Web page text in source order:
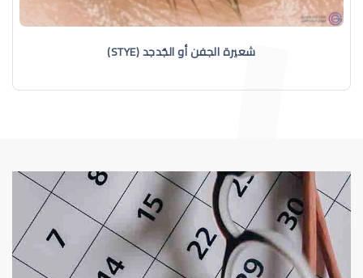
شعيرة الجفن أو الجُدجد (STYE)
التهاب جفن العين
الجراحة التجميلية للعين